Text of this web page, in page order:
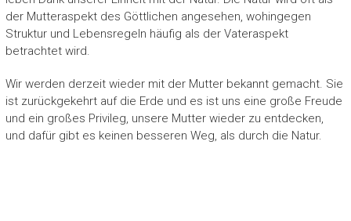
der Mutteraspekt des Göttlichen angesehen, wohingegen
Struktur und Lebensregeln häufig als der Vateraspekt
betrachtet wird.
Wir werden derzeit wieder mit der Mutter bekannt gemacht. Sie
ist zurückgekehrt auf die Erde und es ist uns eine große Freude
und ein großes Privileg, unsere Mutter wieder zu entdecken,
und dafür gibt es keinen besseren Weg, als durch die Natur.